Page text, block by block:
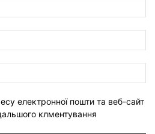
електронної пошти та веб-сайт
клментування